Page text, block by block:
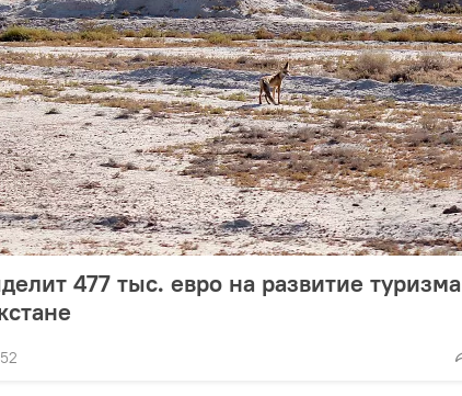
477 тыс. евро на развитие туризма